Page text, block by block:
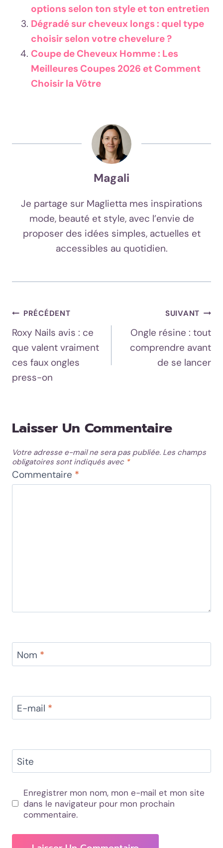
options selon ton style et ton entretien
Dégradé sur cheveux longs : quel type
choisir selon votre chevelure ?
Coupe de Cheveux Homme : Les
Meilleures Coupes 2026 et Comment
Choisir la Vôtre
Magali
Je partage sur Maglietta mes inspirations
mode, beauté et style, avec l’envie de
proposer des idées simples, actuelles et
accessibles au quotidien.
Navigation
De
L’article
PRÉCÉDENT
Roxy Nails avis : ce
que valent vraiment
ces faux ongles
press-on
SUIVANT
Ongle résine : tout
comprendre avant
de se lancer
Laisser Un Commentaire
Votre adresse e-mail ne sera pas publiée. Les champs
obligatoires sont indiqués avec *
Commentaire *
Nom *
E-mail *
Site
Enregistrer mon nom, mon e-mail et mon site
dans le navigateur pour mon prochain
commentaire.